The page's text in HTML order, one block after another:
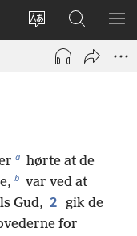
Vælg
sprog
Log
på
(åbner
Søg
på
JW.ORG
VIS
a hørte at de
b var ved at
Gud, 2 gik de
for